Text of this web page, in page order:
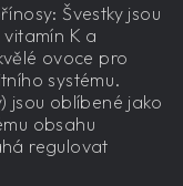
Švestky jsou
K a
ovoce pro
systému.
jsou oblíbené jako
obsahu
regulovat